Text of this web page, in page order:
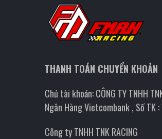
THANH TOÁN CHUYỂN KHOẢN
Chủ tài khoản: CÔNG TY TNHH
Ngân Hàng Vietcombank , Số TK
Công ty TNHH TNK RACING